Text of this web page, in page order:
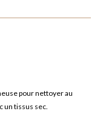
pour nettoyer au
un tissus sec.